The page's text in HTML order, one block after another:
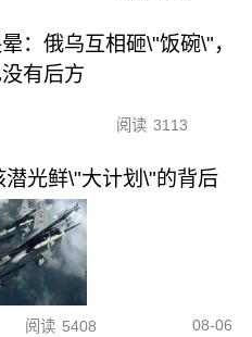
：俄乌互相砸\"饭碗\"，
有后方
阅读 3113
光鲜\"大计划\"的背后
阅读 5408 08-06